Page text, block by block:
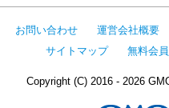
お問い合わせ 運営会社概要
サイトマップ
無料会
Copyright (C) 2016 - 2026